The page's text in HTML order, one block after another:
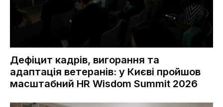
Дефіцит кадрів, вигорання та
адаптація ветеранів: у Києві пройшов
масштабний HR Wisdom Summit 2026